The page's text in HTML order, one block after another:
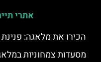
אתרי
הכירו את מלאגה:
מסעדות צמחוניות